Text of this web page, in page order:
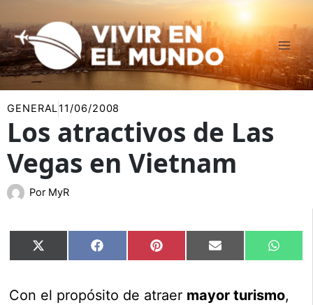
al
contenido
GENERAL11/06/2008
Los atractivos de Las
Vegas en Vietnam
Por MyR
Compartir
en
X
(Twitter)
Compartir
en
Facebook Compartir
en
Pinterest Compartir
en
Email
en
Con el propósito de atraer mayor turismo,